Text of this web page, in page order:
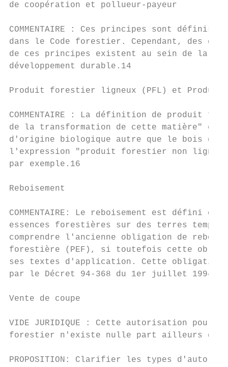
de coopération et pollueur-payeur
COMMENTAIRE : Ces principes sont
dans le Code forestier. Cependant, des
de ces principes existent au sein de la
développement durable.14
Produit forestier ligneux (PFL) et
COMMENTAIRE : La définition de produit
de la transformation de cette matière"
d'origine biologique autre que le bois
l'expression "produit forestier non
par exemple.16
Reboisement
COMMENTAIRE: Le reboisement est défini
essences forestières sur des terres
comprendre l'ancienne obligation de
forestière (PEF), si toutefois cette
ses textes d'application. Cette obligation
par le Décret 94-368 du 1er juillet
Vente de coupe
VIDE JURIDIQUE : Cette autorisation
forestier n'existe nulle part ailleurs
PROPOSITION: Clarifier les types